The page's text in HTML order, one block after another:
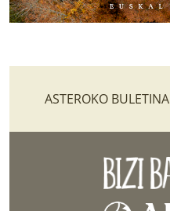
ASTEROKO BULETINA